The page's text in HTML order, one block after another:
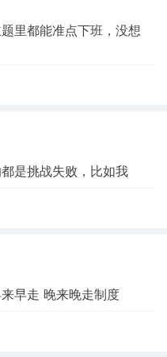
里都能准点下班，没想
是挑战失败，比如我
早走 晚来晚走制度